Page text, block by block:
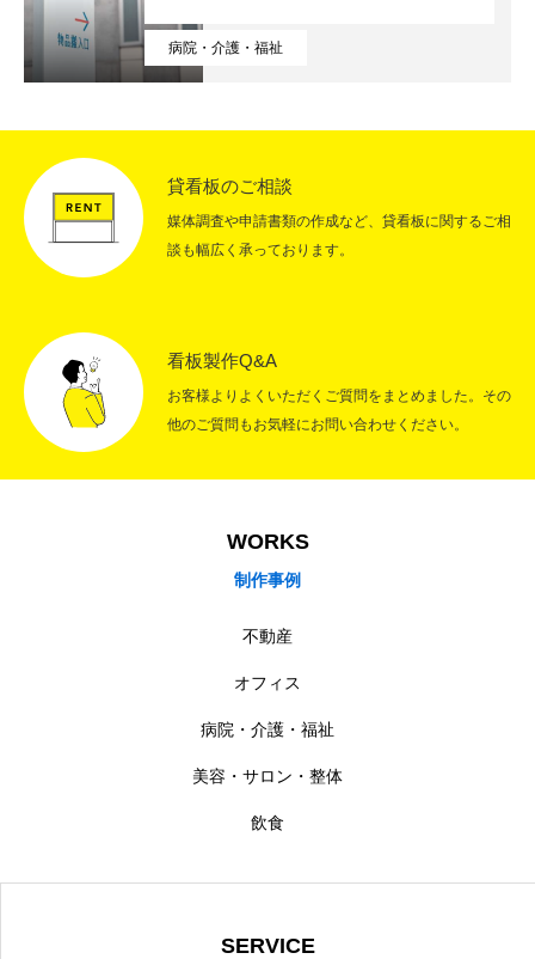
病院・介護・福祉
貸看板のご相談
媒体調査や申請書類の作成など、貸看板に関するご相
談も幅広く承っております。
看板製作Q&A
お客様よりよくいただくご質問をまとめました。その
他のご質問もお気軽にお問い合わせください。
WORKS
制作事例
不動産
オフィス
病院・介護・福祉
美容・サロン・整体
飲食
SERVICE